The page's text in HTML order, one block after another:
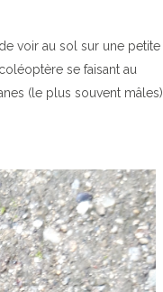
voir au sol sur une petite
se faisant au
(le plus souvent mâles)